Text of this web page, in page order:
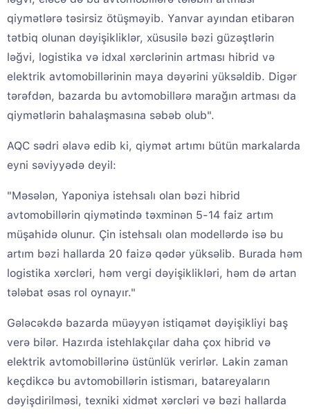
qiymətlərə təsirsiz ötüşməyib. Yanvar ayından etibarən
tətbiq olunan dəyişikliklər, xüsusilə bəzi güzəştlərin
ləğvi, logistika və idxal xərclərinin artması hibrid və
elektrik avtomobillərinin maya dəyərini yüksəldib. Digər
tərəfdən, bazarda bu avtomobillərə marağın artması da
qiymətlərin bahalaşmasına səbəb olub".
AQC sədri əlavə edib ki, qiymət artımı bütün markalarda
eyni səviyyədə deyil:
"Məsələn, Yaponiya istehsalı olan bəzi hibrid
avtomobillərin qiymətində təxminən 5-14 faiz artım
müşahidə olunur. Çin istehsalı olan modellərdə isə bu
artım bəzi hallarda 20 faizə qədər yüksəlib. Burada həm
logistika xərcləri, həm vergi dəyişiklikləri, həm də artan
tələbat əsas rol oynayır."
Gələcəkdə bazarda müəyyən istiqamət dəyişikliyi baş
verə bilər. Hazırda istehlakçılar daha çox hibrid və
elektrik avtomobillərinə üstünlük verirlər. Lakin zaman
keçdikcə bu avtomobillərin istismarı, batareyaların
dəyişdirilməsi, texniki xidmət xərcləri və bəzi hallarda